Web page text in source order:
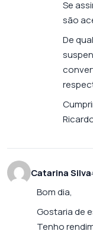
Se
são
De
Catarina Silva
Bom dia,
Gostaria de
Tenho